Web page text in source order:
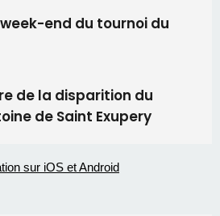
Argentin au stade de San
la Sainte-Marie et
end du tournoi du